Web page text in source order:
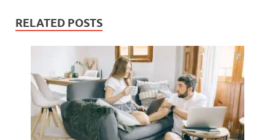
RELATED POSTS